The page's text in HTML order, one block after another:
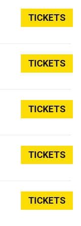
TICKETS
TICKETS
TICKETS
TICKETS
TICKETS